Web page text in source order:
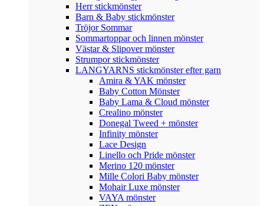
Herr stickmönster
Barn & Baby stickmönster
Tröjor Sommar
Sommartoppar och linnen mönster
Västar & Slipover mönster
Strumpor stickmönster
LANGYARNS stickmönster efter garn
Amira & YAK mönster
Baby Cotton Mönster
Baby Lama & Cloud mönster
Crealino mönster
Donegal Tweed + mönster
Infinity mönster
Lace Design
Linello och Pride mönster
Merino 120 mönster
Mille Colori Baby mönster
Mohair Luxe mönster
VAYA mönster